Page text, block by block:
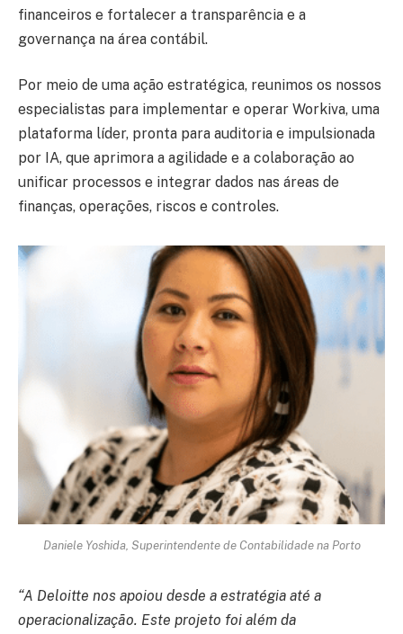
financeiros e fortalecer a transparência e a
governança na área contábil.
Por meio de uma ação estratégica, reunimos os nossos
especialistas para implementar e operar Workiva, uma
plataforma líder, pronta para auditoria e impulsionada
por IA, que aprimora a agilidade e a colaboração ao
unificar processos e integrar dados nas áreas de
finanças, operações, riscos e controles.
Daniele Yoshida, Superintendente de Contabilidade na Porto
“A Deloitte nos apoiou desde a estratégia até a
operacionalização. Este projeto foi além da